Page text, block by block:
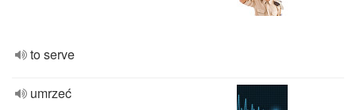
to serve
umrzeć